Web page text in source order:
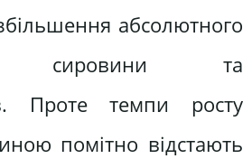
абсолютного
сировини та
Проте темпи росту
помітно відстають